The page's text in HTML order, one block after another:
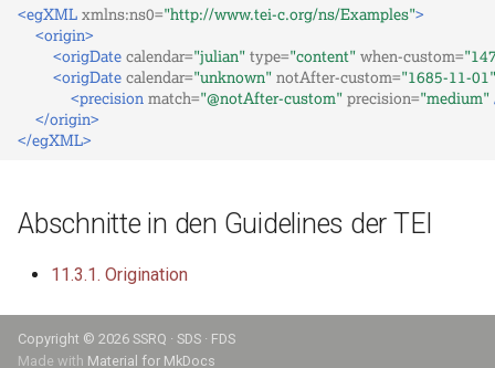
<egXML xmlns:ns0="http://www.tei-c.org/ns/Examples">
<origin>
<origDate calendar="julian" type="content" when-custom=
<origDate calendar="unknown" notAfter-custom="1685-11-01"
<precision match="@notAfter-custom" precision="medium"
</origin>
</egXML>
Abschnitte in den Guidelines der TEI
11.3.1. Origination
Copyright © 2026 SSRQ · SDS · FDS
Made with Material for MkDocs